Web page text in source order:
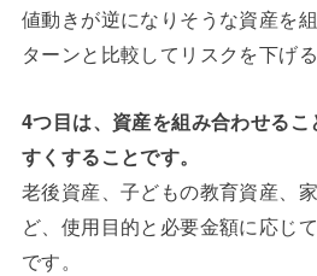
値動きが逆になりそうな資産を
ターンと比較してリスクを下げ
4つ目は、資産を組み合わせる
すくすることです。
老後資産、子どもの教育資産、
ど、使用目的と必要金額に応じ
です。